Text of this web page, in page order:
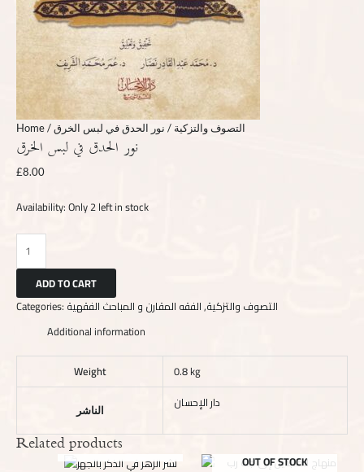
Home/ التصوف والتزكية / نور الحدق في لبس الخرق
نور الحدق في لبس الخرق
£8.00
Availability:Only 2 left in stock
ADD TO CART
Categories:
التصوف والتزكية,الفقه المقارن و المباحث الفقهية
Additional information
Weight
0.8 kg
الناشر
دار الإحسان
Related products
OUT OF STOCK
OUT OF STOCK